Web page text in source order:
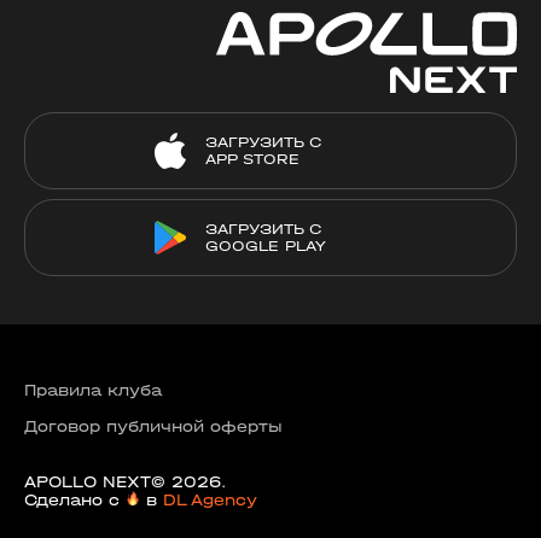
ЗАГРУЗИТЬ С
APP STORE
ЗАГРУЗИТЬ С
GOOGLE PLAY
Правила клуба
Договор публичной оферты
APOLLO NEXT© 2026.
Сделано с
в DL Agency